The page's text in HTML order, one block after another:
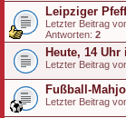
Leipziger
Letzter Beitrag
Antworten: 2
Heute, 14
Letzter Beitrag
Fußball-
Letzter Beitrag